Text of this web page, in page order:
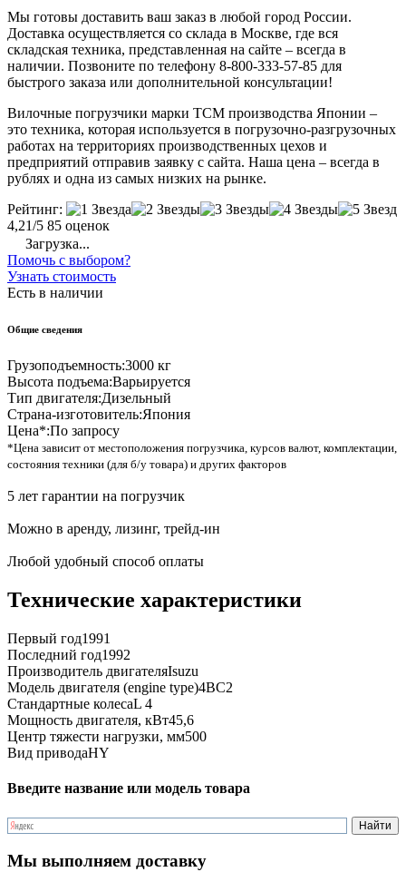
Мы готовы доставить ваш заказ в любой город России.
Доставка осуществляется со склада в Москве, где вся
складская техника, представленная на сайте – всегда в
наличии. Позвоните по телефону 8-800-333-57-85 для
быстрого заказа или дополнительной консультации!
Вилочные погрузчики марки TCM производства Японии –
это техника, которая используется в погрузочно-разгрузочных
работах на территориях производственных цехов и
предприятий отправив заявку с сайта. Наша цена – всегда в
рублях и одна из самых низких на рынке.
Рейтинг:
4,21/5 85 оценок
Загрузка...
Помочь с выбором?
Узнать стоимость
Есть в наличии
Общие сведения
Грузоподъемность:3000 кг
Высота подъема:Варьируется
Тип двигателя:Дизельный
Страна-изготовитель:Япония
Цена*:По запросу
*Цена зависит от местоположения погрузчика, курсов валют, комплектации,
состояния техники (для б/у товара) и других факторов
5 лет гарантии на погрузчик
Можно в аренду, лизинг, трейд-ин
Любой удобный способ оплаты
Технические характеристики
Первый год1991
Последний год1992
Производитель двигателяIsuzu
Модель двигателя (engine type)4BC2
Стандартные колесаL 4
Мощность двигателя, кВт45,6
Центр тяжести нагрузки, мм500
Вид приводаHY
Введите название или модель товара
Мы выполняем доставку